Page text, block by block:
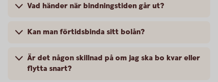
Vad händer när bindningstiden går ut?
Kan man förtidsbinda sitt bolån?
Är det någon skillnad på om jag ska bo kvar eller
flytta snart?